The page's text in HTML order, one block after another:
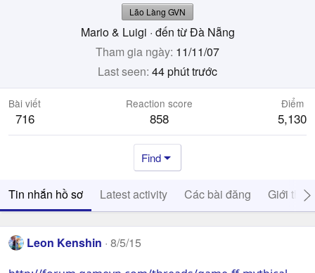
Lão Làng GVN
Mario & Luigi · đến từĐà Nẵng
Tham gia ngày 11/11/07
Last seen 44 phút trước
Bài viết
716
Reaction score
858
Điểm
5,130
Find
Tin nhắn hồ sơ Latest activity Các bài đăng Giới thiệu
Leon Kenshin 8/5/15